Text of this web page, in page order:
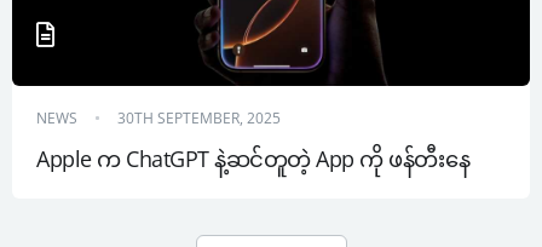
NEWS 30TH SEPTEMBER, 2025
Apple က ChatGPT နဲ့ဆင်တူတဲ့ App ကို ဖန်တီးနေ